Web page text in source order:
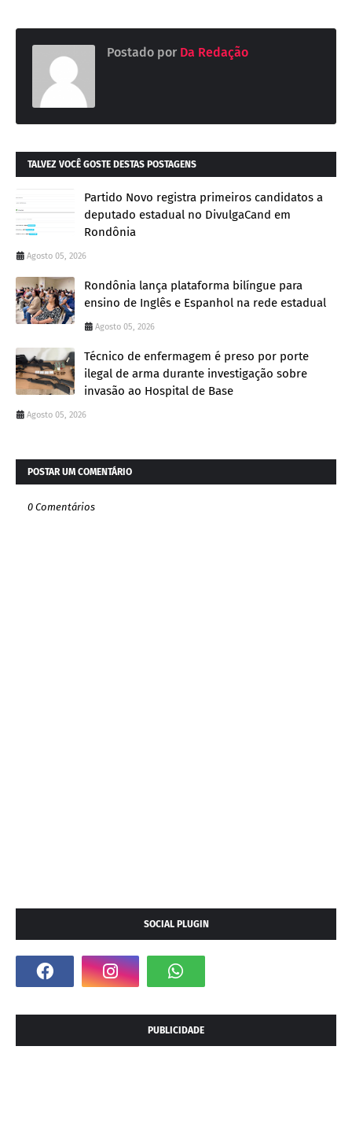
Postado por Da Redação
TALVEZ VOCÊ GOSTE DESTAS POSTAGENS
Partido Novo registra primeiros candidatos a
deputado estadual no DivulgaCand em
Rondônia
Agosto 05, 2026
Rondônia lança plataforma bilíngue para
ensino de Inglês e Espanhol na rede estadual
Agosto 05, 2026
Técnico de enfermagem é preso por porte
ilegal de arma durante investigação sobre
invasão ao Hospital de Base
Agosto 05, 2026
POSTAR UM COMENTÁRIO
0 Comentários
SOCIAL PLUGIN
PUBLICIDADE